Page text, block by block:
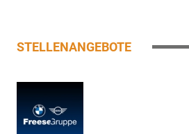
STELLENANGEBOTE